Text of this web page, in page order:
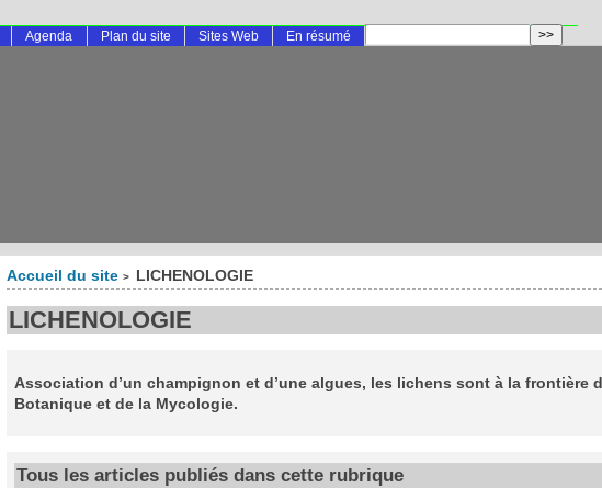
Accueil du site > LICHENOLOGIE
LICHENOLOGIE
Association d’un champignon et d’une algues, les lichens sont à la frontière
Botanique et de la Mycologie.
Tous les articles publiés dans cette rubrique
Agenda Plan du site Sites Web En résumé